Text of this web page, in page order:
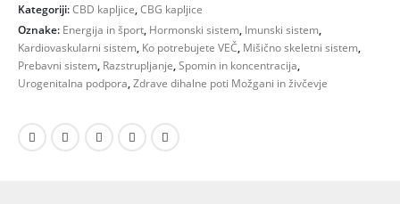
Kategoriji:CBD kapljice,CBG kapljice
Oznake: Energija in šport, Hormonski sistem, Imunski sistem,
Kardiovaskularni sistem, Ko potrebujete VEČ, Mišično skeletni sistem,
Prebavni sistem, Razstrupljanje,Spomin in koncentracija,
Urogenitalna podpora,Zdrave dihalne poti Možgani in živčevje